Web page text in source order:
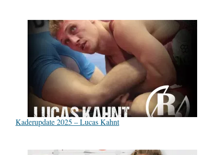
Kaderupdate 2025 – Lucas Kahnt